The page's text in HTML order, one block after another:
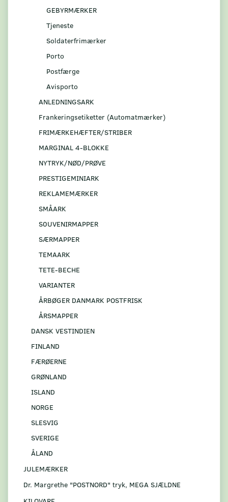
GEBYRMÆRKER
Tjeneste
Soldaterfrimærker
Porto
Postfærge
Avisporto
ANLEDNINGSARK
Frankeringsetiketter (Automatmærker)
FRIMÆRKEHÆFTER/STRIBER
MARGINAL 4-BLOKKE
NYTRYK/NØD/PRØVE
PRESTIGEMINIARK
REKLAMEMÆRKER
SMÅARK
S0UVENIRMAPPER
SÆRMAPPER
TEMAARK
TETE-BECHE
VARIANTER
ÅRBØGER DANMARK POSTFRISK
ÅRSMAPPER
DANSK VESTINDIEN
FINLAND
FÆRØERNE
GRØNLAND
ISLAND
NORGE
SLESVIG
SVERIGE
ÅLAND
JULEMÆRKER
Dr. Margrethe "POSTNORD" tryk, MEGA SJÆLDNE